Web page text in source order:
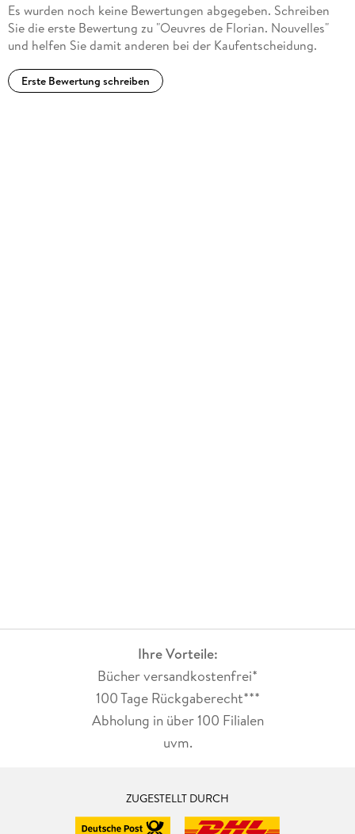
Es wurden noch keine Bewertungen abgegeben. Schreiben
Sie die erste Bewertung zu "Oeuvres de Florian. Nouvelles"
und helfen Sie damit anderen bei der Kaufentscheidung.
Erste Bewertung schreiben
Ihre Vorteile:
Bücher versandkostenfrei*
100 Tage Rückgaberecht***
Abholung in über 100 Filialen
uvm.
ZUGESTELLT DURCH